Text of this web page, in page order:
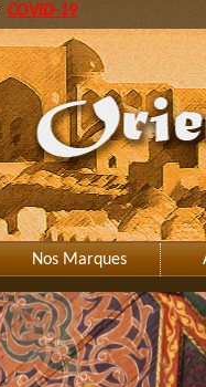
COVID-19
Nos Marques